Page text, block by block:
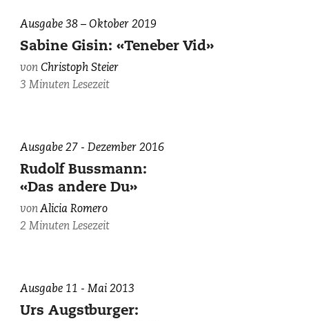
Ausgabe 38 – Oktober 2019
Sabine Gisin: «Teneber Vid»
vonChristoph Steier
3 Minuten Lesezeit
Ausgabe 27 - Dezember 2016
Rudolf Bussmann:
«Das andere Du»
vonAlicia Romero
2 Minuten Lesezeit
Ausgabe 11 - Mai 2013
Urs Augstburger: